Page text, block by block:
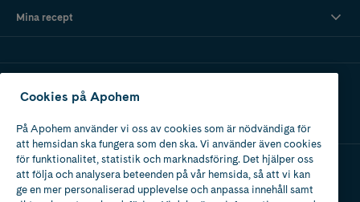
Mina recept
Apotek med tillstånd
av Läkemedelsverket
Cookies på Apohem
På Apohem använder vi oss av cookies som är nödvändiga för
att hemsidan ska fungera som den ska. Vi använder även cookies
för funktionalitet, statistik och marknadsföring. Det hjälper oss
att följa och analysera beteenden på vår hemsida, så att vi kan
ge en mer personaliserad upplevelse och anpassa innehåll samt